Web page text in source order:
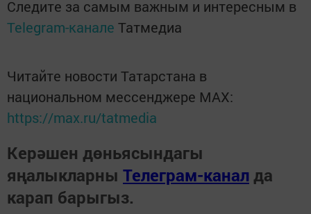
Следите за самым важным и интересным в
Telegram-канале Татмедиа
Читайте новости Татарстана в
национальном мессенджере MАХ:
https://max.ru/tatmedia
Керәшен дөньясындагы
яңалыкларны Телеграм-канал да
карап барыгыз.